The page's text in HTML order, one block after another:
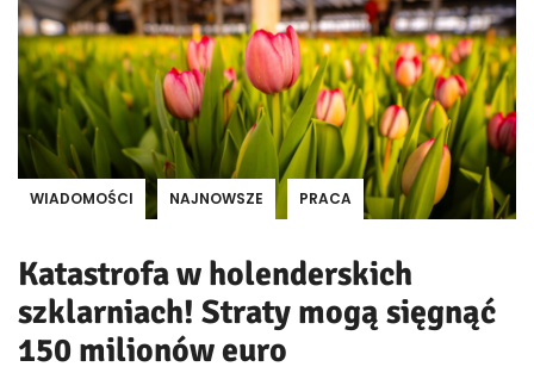
WIADOMOŚCI NAJNOWSZE PRACA
Katastrofa w holenderskich
szklarniach! Straty mogą sięgnąć
150 milionów euro